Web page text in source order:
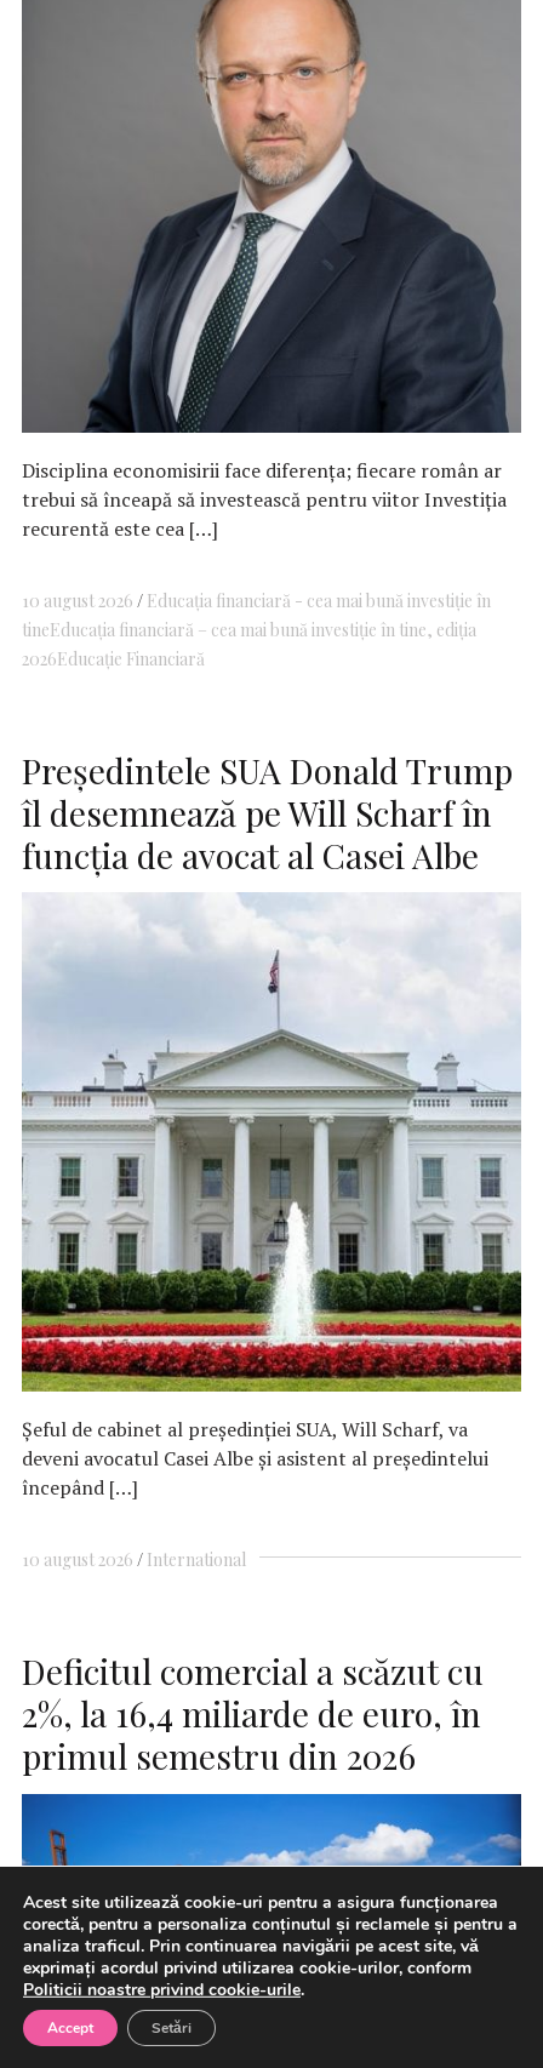
Disciplina economisirii face diferența; fiecare român ar
trebui să înceapă să investească pentru viitor Investiția
recurentă este cea […]
10 august 2026
Educația financiară - cea mai bună investiție în
tineEducația financiară – cea mai bună investiție în tine, ediția
2026Educație Financiară
Preşedintele SUA Donald Trump
îl desemnează pe Will Scharf în
funcţia de avocat al Casei Albe
Şeful de cabinet al preşedinţiei SUA, Will Scharf, va
deveni avocatul Casei Albe şi asistent al preşedintelui
începând […]
10 august 2026 International
Deficitul comercial a scăzut cu
2%, la 16,4 miliarde de euro, în
primul semestru din 2026
Acest site utilizează cookie-uri pentru a asigura funcționarea
corectă, pentru a personaliza conținutul și reclamele și pentru a
analiza traficul. Prin continuarea navigării pe acest site, vă
exprimați acordul privind utilizarea cookie-urilor, conform
Politicii noastre privind cookie-urile.
Accept Setări